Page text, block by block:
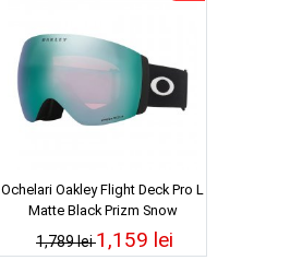
Ochelari Oakley Flight Deck Pro L
Matte Black Prizm Snow
Sapphire Iridium 25/26
1,789 lei1,159 lei